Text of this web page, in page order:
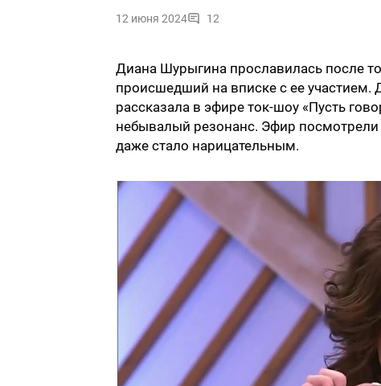
12 июня 2024 12
Диана Шурыгина прославилась после
происшедший на вписке с ее
рассказала в эфире ток-шоу «Пусть
небывалый резонанс. Эфир
даже стало нарицательным.